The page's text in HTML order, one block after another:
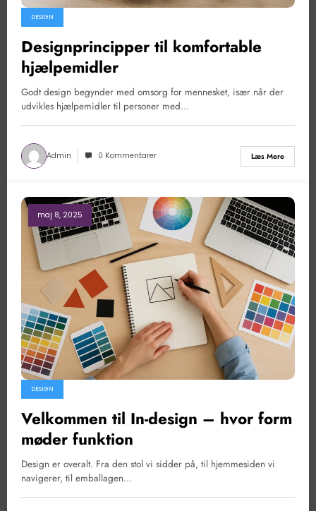
DESIGN
Designprincipper til komfortable
hjælpemidler
Godt design begynder med omsorg for mennesket, især når der
udvikles hjælpemidler til personer med…
Admin 0 Kommentarer Læs Mere
maj 8, 2025
DESIGN
Velkommen til In-design – hvor form
møder funktion
Design er overalt. Fra den stol vi sidder på, til hjemmesiden vi
navigerer, til emballagen…